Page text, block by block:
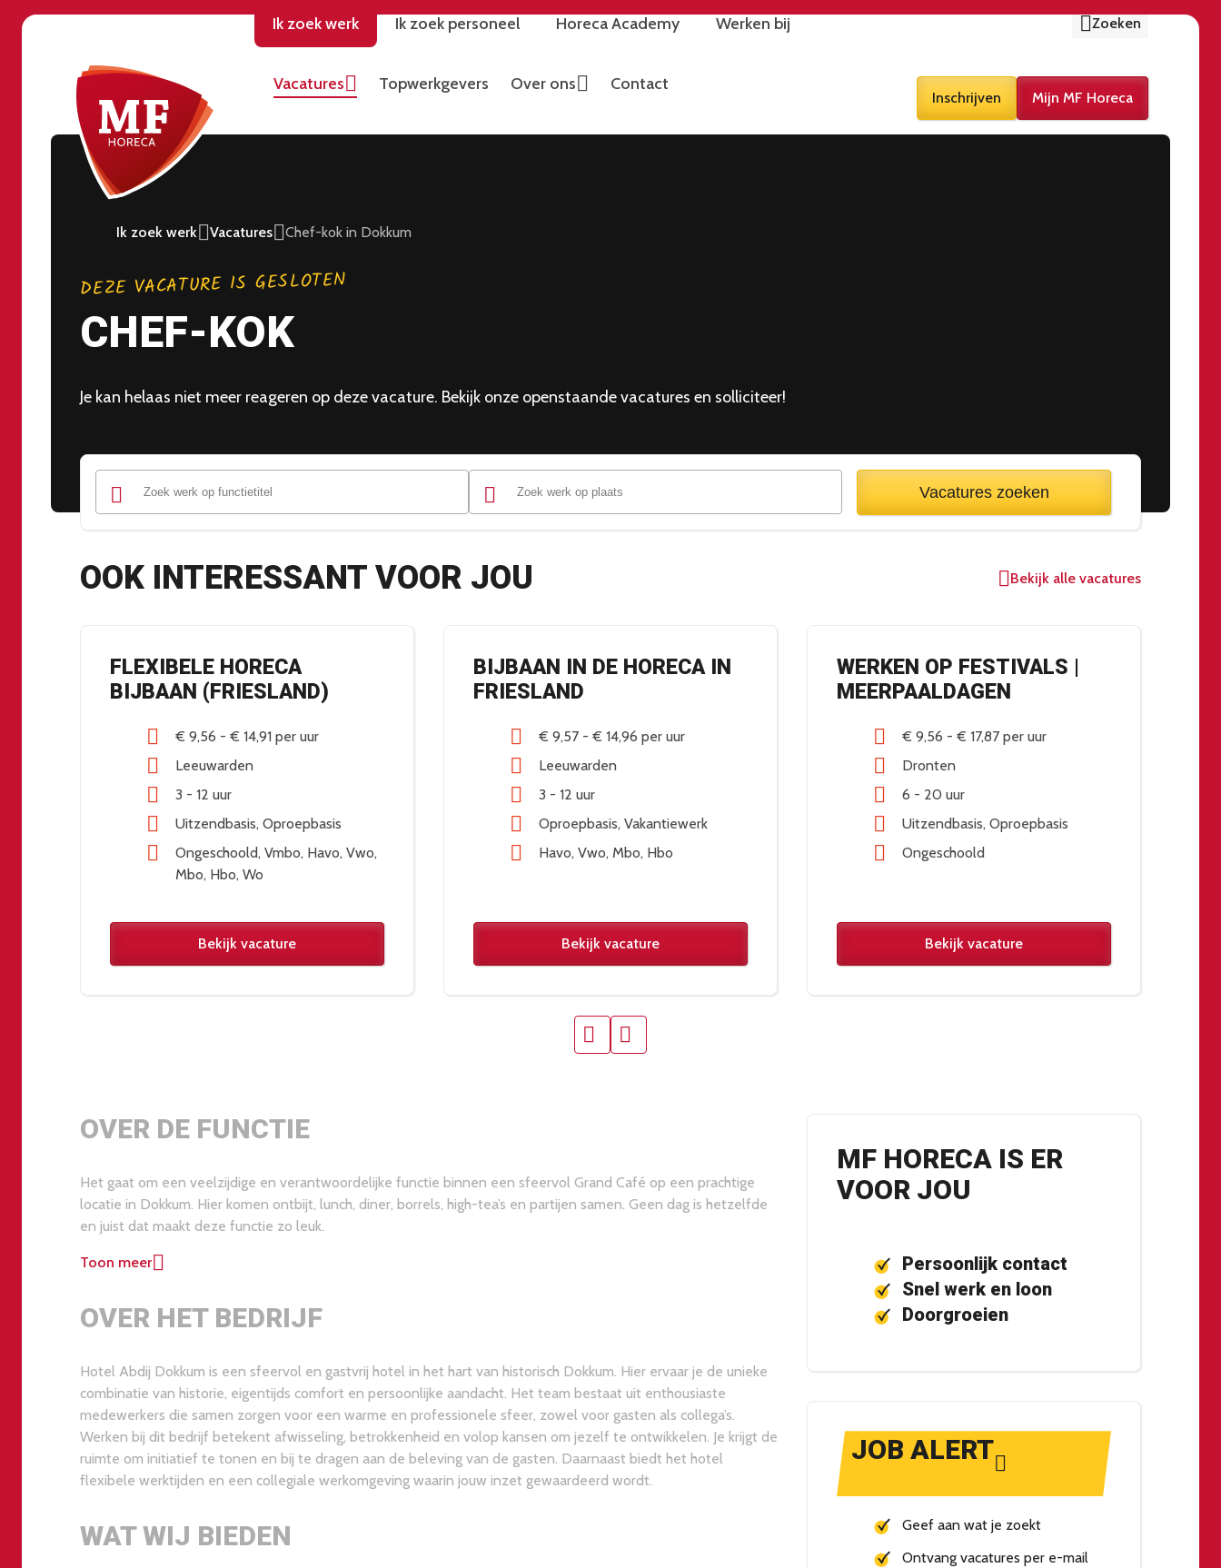
Zoeken
Ik zoek werk Ik zoek personeel Horeca Academy Werken bij
Vacatures Topwerkgevers Over ons Contact
Inschrijven Mijn MF Horeca
Ik zoek werk Vacatures Chef-kok in Dokkum
DEZE VACATURE IS GESLOTEN
CHEF-KOK
Je kan helaas niet meer reageren op deze vacature. Bekijk onze openstaande vacatures en solliciteer!
Vacatures zoeken
OOK INTERESSANT VOOR JOU Bekijk alle vacatures
FLEXIBELE HORECA
BIJBAAN (FRIESLAND)
€ 9,56 - € 14,91 per uur
Leeuwarden
3 - 12 uur
Uitzendbasis Oproepbasis
Ongeschoold Vmbo Havo Vwo
Mbo Hbo Wo
Bekijk vacature
BIJBAAN IN DE HORECA IN
FRIESLAND
€ 9,57 - € 14,96 per uur
Leeuwarden
3 - 12 uur
Oproepbasis Vakantiewerk
Havo Vwo Mbo Hbo
Bekijk vacature
WERKEN OP FESTIVALS |
MEERPAALDAGEN
€ 9,56 - € 17,87 per uur
Dronten
6 - 20 uur
Uitzendbasis Oproepbasis
Ongeschoold
Bekijk vacature
OVER DE FUNCTIE
Het gaat om een veelzijdige en verantwoordelijke functie binnen een sfeervol Grand Café op een prachtige
locatie in Dokkum. Hier komen ontbijt, lunch, diner, borrels, high-tea’s en partijen samen. Geen dag is hetzelfde
en juist dat maakt deze functie zo leuk.
Toon meer
OVER HET BEDRIJF
Hotel Abdij Dokkum is een sfeervol en gastvrij hotel in het hart van historisch Dokkum. Hier ervaar je de unieke
combinatie van historie, eigentijds comfort en persoonlijke aandacht. Het team bestaat uit enthousiaste
medewerkers die samen zorgen voor een warme en professionele sfeer, zowel voor gasten als collega’s.
Werken bij dit bedrijf betekent afwisseling, betrokkenheid en volop kansen om jezelf te ontwikkelen. Je krijgt de
ruimte om initiatief te tonen en bij te dragen aan de beleving van de gasten. Daarnaast biedt het hotel
flexibele werktijden en een collegiale werkomgeving waarin jouw inzet gewaardeerd wordt.
WAT WIJ BIEDEN
MF HORECA IS ER
VOOR JOU
Persoonlijk contact
Snel werk en loon
Doorgroeien
JOB ALERT
Geef aan wat je zoekt
Ontvang vacatures per e-mail